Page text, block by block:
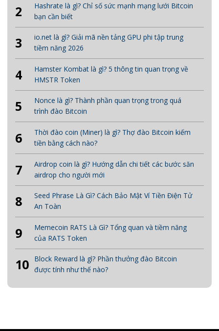
2
Hashrate là gì? Chỉ số sức mạnh mạng lưới Bitcoin
bạn cần biết
3
io.net là gì? Giải mã nền tảng GPU phi tập trung
tiềm năng 2026
4
Hamster Kombat là gì? 5 thông tin quan trọng về
HMSTR Token
5
Nonce là gì? Thành phần quan trọng trong quá
trình đào Bitcoin
6
Thời đào coin (Miner) là gì? Thợ đào Bitcoin kiếm
tiền bằng cách nào?
7
Airdrop coin là gì? Hướng dẫn chi tiết các bước săn
airdrop cho người mới
8
Seed Phrase Là Gì? Cách Bảo Mật Ví Tiền Điện Tử
An Toàn
9
Memecoin RATS Là Gì? Tổng quan và tiềm năng
của RATS Token
10
Block Reward là gì? Phần thưởng đào Bitcoin
được tính như thế nào?